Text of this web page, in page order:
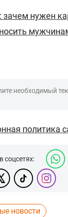
зачем нужен
необходимый
политика
соцсетях:
новости